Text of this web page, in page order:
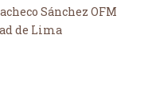
Sánchez OFM
de Lima